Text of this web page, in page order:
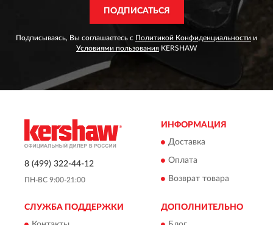
ПОДПИСАТЬСЯ
Подписываясь, Вы соглашаетесь с Политикой Конфиденциальности и
Условиями пользования KERSHAW
8 (499) 322-44-12
ПН-ВС 9:00-21:00
ИНФОРМАЦИЯ
Доставка
Оплата
Возврат товара
СЛУЖБА ПОДДЕРЖКИ ДОПОЛНИТЕЛЬНО